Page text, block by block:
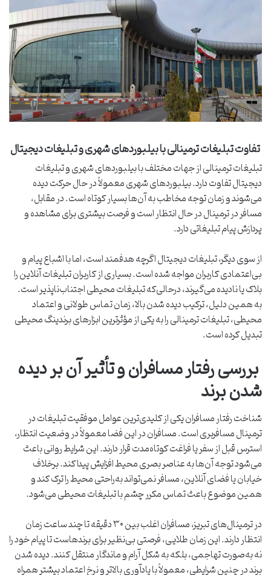
تفاوت تبلیغات ترمینالی با بیلبوردهای شهری و تبلیغات دیجیتال
تبلیغات ترمینالی از جهات مختلف با بیلبوردهای شهری و تبلیغات
دیجیتال تفاوت دارد. بیلبوردهای شهری معمولاً در حال حرکت دیده
می‌شوند و زمان توجه مخاطب به آن‌ها بسیار کوتاه است. در مقابل،
مسافر در ترمینال در حال انتظار است و فرصت بیشتری برای مشاهده و
پردازش پیام تبلیغاتی دارد.
از سوی دیگر، تبلیغات دیجیتال اگرچه هدفمند است، اما با اشباع پیام و
بی‌اعتمادی کاربران مواجه شده است. بسیاری از کاربران تبلیغات آنلاین را
بلاک یا نادیده می‌گیرند، درحالی‌که تبلیغات محیطی اجتناب‌ناپذیر است.
به همین دلیل، ترکیب دیده شدن بالا، زمان تماس طولانی و اعتماد
محیطی، تبلیغات ترمینالی را به یکی از مؤثرترین ابزارهای برندینگ محیطی
تبدیل کرده است.
بررسی رفتار مسافران و تأثیر آن بر دیده
شدن برند
شناخت رفتار مسافران یکی از کلیدی‌ترین عوامل موفقیت تبلیغات در
ترمینال مسافربری است. مسافران در این فضا معمولاً در وضعیت انتظار،
استرس قبل از سفر یا فراغت کوتاه‌مدت قرار دارند. این شرایط روانی باعث
می‌شود توجه آن‌ها به عناصر بصری محیط افزایش پیدا کند. برخلاف
خیابان یا فضای آنلاین، مسافر نمی‌تواند به‌راحتی محیط را ترک کند و
همین موضوع باعث تماس مکرر چشم با تبلیغات محیطی می‌شود.
در ترمینال‌های تبریز، مسافران اغلب بین ۳۰ دقیقه تا چند ساعت زمان
انتظار دارند. این زمان طلایی، فرصتی بی‌نظیر برای برندهاست تا پیام خود را
نه به‌صورت تهاجمی، بلکه به شکل آرام و ماندگار منتقل کنند. دیده شدن
برند در چنین شرایطی، معمولاً با یادآوری بالاتر و نرخ اعتماد بیشتر همراه